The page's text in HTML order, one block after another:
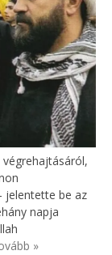
jelentette be az
napja
»